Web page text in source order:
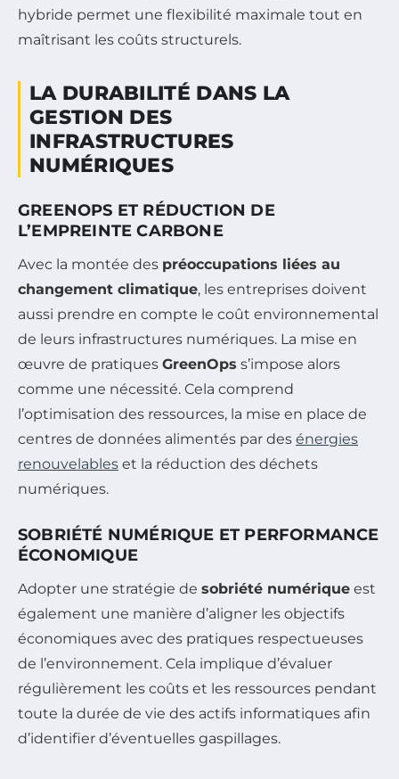
hybride permet une flexibilité maximale tout en
maîtrisant les coûts structurels.
LA DURABILITÉ DANS LA
GESTION DES
INFRASTRUCTURES
NUMÉRIQUES
GREENOPS ET RÉDUCTION DE
L’EMPREINTE CARBONE
Avec la montée des préoccupations liées au
changement climatique, les entreprises doivent
aussi prendre en compte le coût environnemental
de leurs infrastructures numériques. La mise en
œuvre de pratiques GreenOps s’impose alors
comme une nécessité. Cela comprend
l’optimisation des ressources, la mise en place de
centres de données alimentés par des énergies
renouvelables et la réduction des déchets
numériques.
SOBRIÉTÉ NUMÉRIQUE ET PERFORMANCE
ÉCONOMIQUE
Adopter une stratégie de sobriété numérique est
également une manière d’aligner les objectifs
économiques avec des pratiques respectueuses
de l’environnement. Cela implique d’évaluer
régulièrement les coûts et les ressources pendant
toute la durée de vie des actifs informatiques afin
d’identifier d’éventuelles gaspillages.